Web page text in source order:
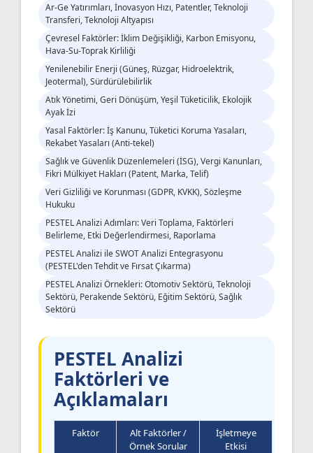
Ar-Ge Yatırımları, İnovasyon Hızı, Patentler, Teknoloji
Transferi, Teknoloji Altyapısı
Çevresel Faktörler: İklim Değişikliği, Karbon Emisyonu,
Hava-Su-Toprak Kirliliği
Yenilenebilir Enerji (Güneş, Rüzgar, Hidroelektrik,
Jeotermal), Sürdürülebilirlik
Atık Yönetimi, Geri Dönüşüm, Yeşil Tüketicilik, Ekolojik
Ayak İzi
Yasal Faktörler: İş Kanunu, Tüketici Koruma Yasaları,
Rekabet Yasaları (Anti-tekel)
Sağlık ve Güvenlik Düzenlemeleri (İSG), Vergi Kanunları,
Fikri Mülkiyet Hakları (Patent, Marka, Telif)
Veri Gizliliği ve Korunması (GDPR, KVKK), Sözleşme
Hukuku
PESTEL Analizi Adımları: Veri Toplama, Faktörleri
Belirleme, Etki Değerlendirmesi, Raporlama
PESTEL Analizi ile SWOT Analizi Entegrasyonu
(PESTEL'den Tehdit ve Fırsat Çıkarma)
PESTEL Analizi Örnekleri: Otomotiv Sektörü, Teknoloji
Sektörü, Perakende Sektörü, Eğitim Sektörü, Sağlık
Sektörü
PESTEL Analizi
Faktörleri ve
Açıklamaları
Faktör
Alt Faktörler /
Örnek Sorular
İşletmeye
Etkisi